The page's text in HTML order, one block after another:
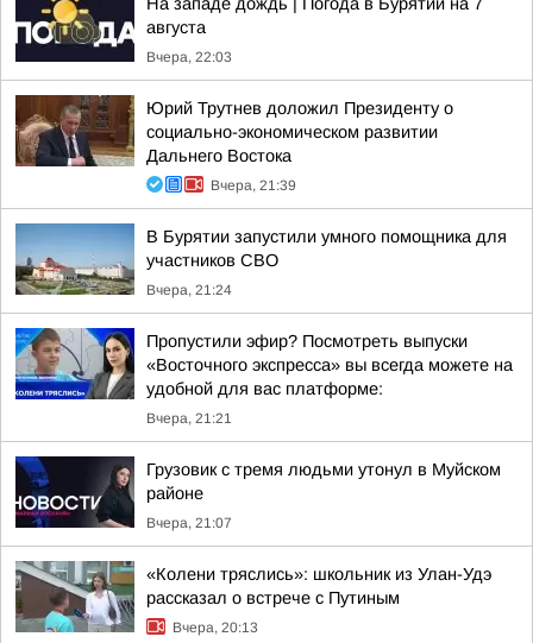
августа
Вчера, 22:03
Юрий Трутнев доложил Президенту о
социально-экономическом развитии
Дальнего Востока
Вчера, 21:39
В Бурятии запустили умного помощника для
участников СВО
Вчера, 21:24
Пропустили эфир? Посмотреть выпуски
«Восточного экспресса» вы всегда можете на
удобной для вас платформе:
Вчера, 21:21
Грузовик с тремя людьми утонул в Муйском
районе
Вчера, 21:07
«Колени тряслись»: школьник из Улан-Удэ
рассказал о встрече с Путиным
Вчера, 20:13